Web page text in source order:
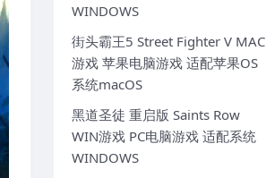
WINDOWS
街头霸王5 Street Fighter V MAC
游戏 苹果电脑游戏 适配苹果OS
系统macOS
黑道圣徒 重启版 Saints Row
WIN游戏 PC电脑游戏 适配系统
WINDOWS